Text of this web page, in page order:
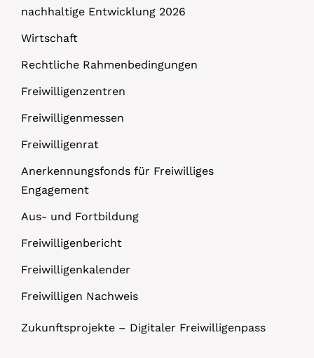
nachhaltige Entwicklung 2026
Wirtschaft
Rechtliche Rahmenbedingungen
Freiwilligenzentren
Freiwilligenmessen
Freiwilligenrat
Anerkennungsfonds für Freiwilliges
Engagement
Aus- und Fortbildung
Freiwilligenbericht
Freiwilligenkalender
Freiwilligen Nachweis
Zukunftsprojekte – Digitaler Freiwilligenpass